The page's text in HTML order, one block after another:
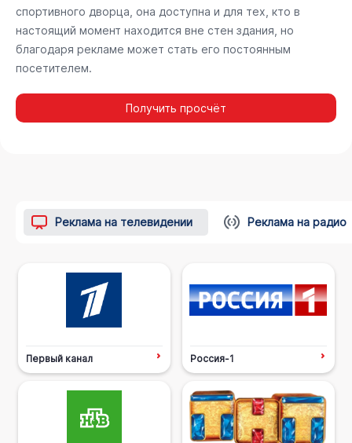
спортивного дворца, она доступна и для тех, кто в
настоящий момент находится вне стен здания, но
благодаря рекламе может стать его постоянным
посетителем.
Получить просчёт
Реклама на телевидении Реклама на радио
Первый канал Россия-1